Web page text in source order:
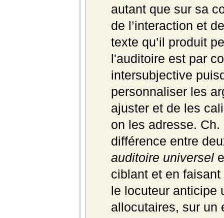
autant que sur sa
de l’interaction et
texte qu’il produit
l'auditoire est par
intersubjective
personnaliser les
ajuster et de les
on les adresse. Ch.
différence entre
auditoire universel
ciblant et en
le locuteur anticipe
allocutaires, sur un